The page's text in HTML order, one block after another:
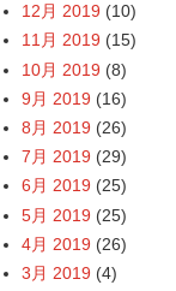
12月 2019 (10)
11月 2019 (15)
10月 2019 (8)
9月 2019 (16)
8月 2019 (26)
7月 2019 (29)
6月 2019 (25)
5月 2019 (25)
4月 2019 (26)
3月 2019 (4)